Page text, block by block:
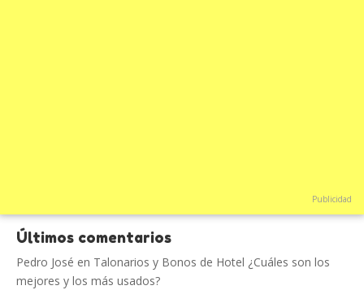
Publicidad
Últimos comentarios
Pedro José en Talonarios y Bonos de Hotel ¿Cuáles son los
mejores y los más usados?